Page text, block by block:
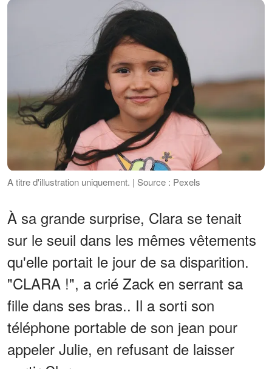
A titre d'illustration uniquement. | Source : Pexels
À sa grande surprise, Clara se tenait
sur le seuil dans les mêmes vêtements
qu'elle portait le jour de sa disparition.
"CLARA !", a crié Zack en serrant sa
fille dans ses bras.. Il a sorti son
téléphone portable de son jean pour
appeler Julie, en refusant de laisser